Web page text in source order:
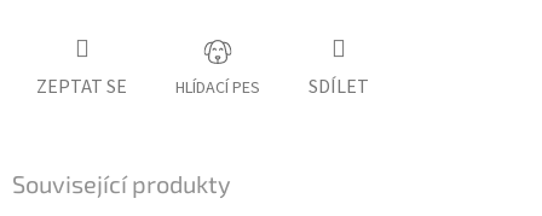
ZEPTAT SE HLÍDACÍ PES SDÍLET
Související produkty